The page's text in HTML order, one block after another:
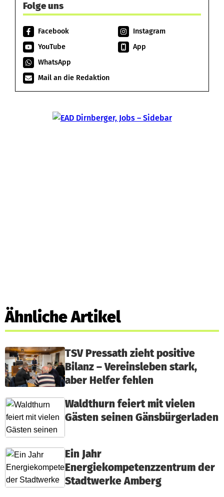
Folge uns
Facebook
Instagram
YouTube
App
WhatsApp
Mail an die Redaktion
Ähnliche Artikel
TSV Pressath zieht positive
Bilanz – Vereinsleben stark,
aber Helfer fehlen
Waldthurn feiert mit vielen
Gästen seinen Gänsbürgerladen
Ein Jahr
Energiekompetenzzentrum der
Stadtwerke Amberg